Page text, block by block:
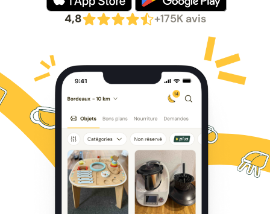
4,8 +175K avis